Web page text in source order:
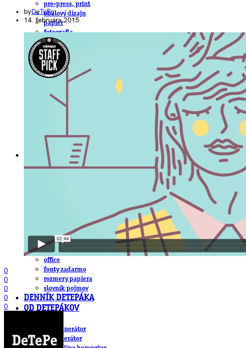
pre-press, print
obalový dizajn
papier
fotografia
knihy
web
3D
hardware
software, mobilné aplikácie
obludárium
ZÁKAZKY
FREE
NÁVODY
základy DTP
farby a color management návody
indesign
photoshop
illustrator
lightroom
OS X
office
fonty zadarmo
rozmery papiera
slovník pojmov
DENNÍK DETEPÁKA
OD DETEPÁKOV
EAN generátor
QR generátor
byDeTePe
14. februára 2015
0
0
0
0
0